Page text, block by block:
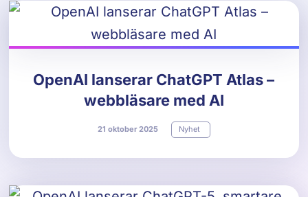
OpenAI lanserar ChatGPT Atlas –
webbläsare med AI
21 oktober 2025 Nyhet